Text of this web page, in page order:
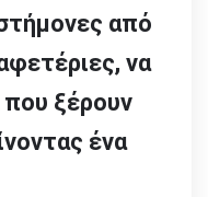
από
να
που ξέρουν
ένα